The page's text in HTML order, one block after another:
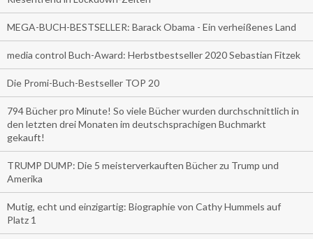
MEGA-BUCH-BESTSELLER: Barack Obama - Ein verheißenes Land
media control Buch-Award: Herbstbestseller 2020 Sebastian Fitzek
Die Promi-Buch-Bestseller TOP 20
794 Bücher pro Minute! So viele Bücher wurden durchschnittlich in
den letzten drei Monaten im deutschsprachigen Buchmarkt
gekauft!
TRUMP DUMP: Die 5 meisterverkauften Bücher zu Trump und
Amerika
Mutig, echt und einzigartig: Biographie von Cathy Hummels auf
Platz 1